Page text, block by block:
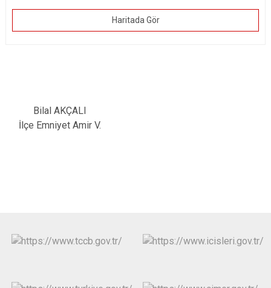
Haritada Gör
Bilal AKÇALI
İlçe Emniyet Amir V.